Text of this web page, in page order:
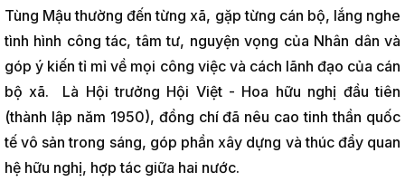
Tùng Mậu thường đến từng xã, gặp từng cán bộ, lắng nghe
tình hình công tác, tâm tư, nguyện vọng của Nhân dân và
góp ý kiến tỉ mỉ về mọi công việc và cách lãnh đạo của cán
bộ xã. Là Hội trưởng Hội Việt - Hoa hữu nghị đầu tiên
(thành lập năm 1950), đồng chí đã nêu cao tinh thần quốc
tế vô sản trong sáng, góp phần xây dựng và thúc đẩy quan
hệ hữu nghị, hợp tác giữa hai nước.